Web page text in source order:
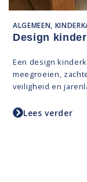
ALGEMEEN,
Design
Een design
meegroeien,
veiligheid en
Lees verder